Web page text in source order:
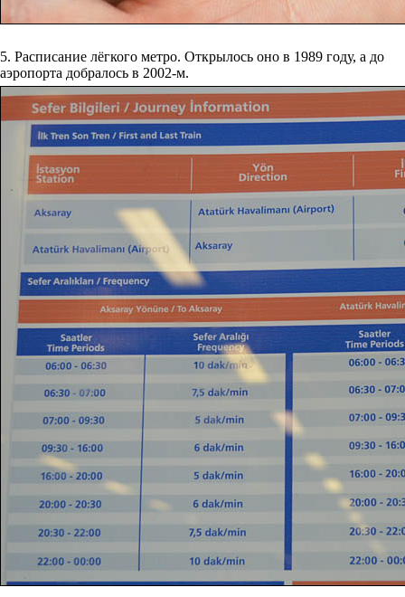
5. Расписание лёгкого метро. Открылось оно в 1989 году, а до
аэропорта добралось в 2002-м.